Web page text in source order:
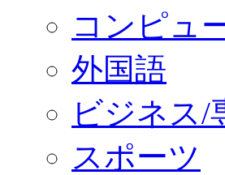
コンピュ
外国語
ビジネス/
スポーツ